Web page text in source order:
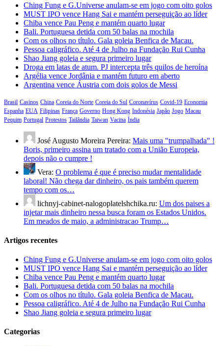
Ching Fung e G.Universe anulam-se em jogo com oito golos
MUST IPO vence Hang Sai e mantém perseguição ao líder
Chiba vence Pau Peng e mantém quarto lugar
Bali. Portuguesa detida com 50 balas na mochila
Com os olhos no título. Gala goleia Benfica de Macau.
Pessoa caligráfico. Até 4 de Julho na Fundação Rui Cunha
Shao Jiang goleia e segura primeiro lugar
Droga em latas de atum. PJ intercepta três quilos de heroína
Argélia vence Jordânia e mantém futuro em aberto
Argentina vence Áustria com dois golos de Messi
Brasil Casinos China Coreia do Norte Coreia do Sul Coronavírus Covid-19 Economia
Espanha EUA Filipinas França Governo Hong Kong Indonésia Japão Jogo Macau
Pequim Portugal Protestos Tailândia Taiwan Vacina Índia
José Augusto Moreira Pereira: Mais uma "trumpalhada" !
Boris, primeiro assina um tratado com a União Europeia,
depois não o cumpre !
Vera: O problema é que é preciso mudar mentalidade
laboral! Não chega dar dinheiro, os pais também querem
tempo com os…
lichnyj-cabinet-nalogoplatelshchika.ru: Um dos paises a
injetar mais dinheiro nessa busca foram os Estados Unidos.
Em meados de maio, a administracao Trump…
Artigos recentes
Ching Fung e G.Universe anulam-se em jogo com oito golos
MUST IPO vence Hang Sai e mantém perseguição ao líder
Chiba vence Pau Peng e mantém quarto lugar
Bali. Portuguesa detida com 50 balas na mochila
Com os olhos no título. Gala goleia Benfica de Macau.
Pessoa caligráfico. Até 4 de Julho na Fundação Rui Cunha
Shao Jiang goleia e segura primeiro lugar
Categorias